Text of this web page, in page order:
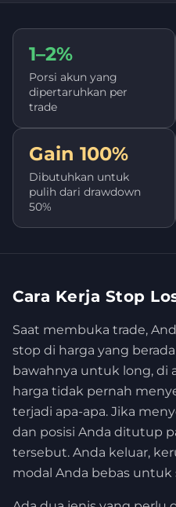
1–2%
Porsi akun yang
dipertaruhkan per
trade
Gain 100%
Dibutuhkan untuk
pulih dari drawdown
50%
Cara Kerja Stop
Saat membuka trade,
stop di harga yang
bawahnya untuk long, di
harga tidak pernah
terjadi apa-apa. Jika
dan posisi Anda ditutup
tersebut. Anda keluar,
modal Anda bebas